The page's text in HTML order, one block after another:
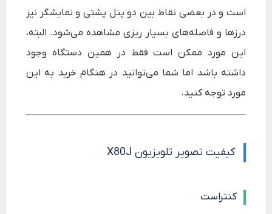
است و در بعضی نقاط بین دو پنل پشتی و نمایشگر نیز
درزها و فاصله‌های بسیار ریزی مشاهده می‌شود. البته،
این مورد ممکن است فقط در همین دستگاه وجود
داشته باشد اما شما می‌توانید در هنگام خرید به این
مورد توجه کنید.
کیفیت تصویر تلویزیون X80J
کنتراست